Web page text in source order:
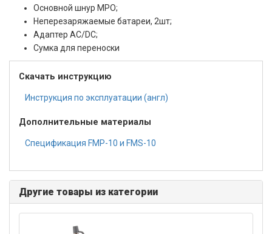
Основной шнур MPO;
Неперезаряжаемые батареи, 2шт;
Адаптер AC/DC;
Cумка для переноски
Скачать инструкцию
Инструкция по эксплуатации (англ)
Дополнительные материалы
Спецификация FMP-10 и FMS-10
Другие товары из категории